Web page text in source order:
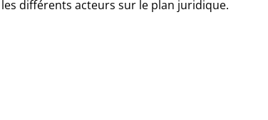
différents acteurs sur le plan juridique.